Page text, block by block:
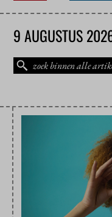
9 AUGUSTUS